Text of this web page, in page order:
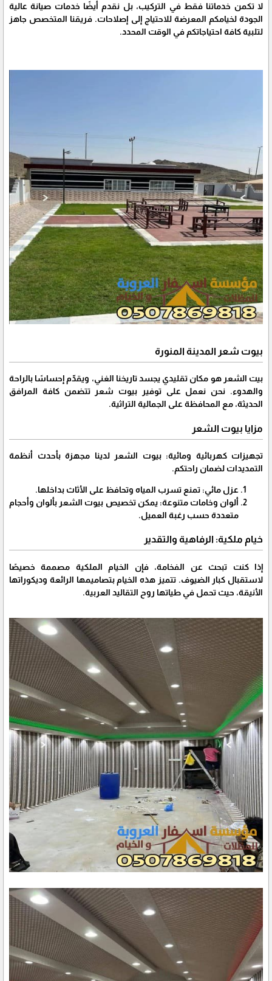
لا تكمن خدماتنا فقط في التركيب، بل نقدم أيضًا خدمات صيانة عالية
الجودة لخيامكم المعرضة للاحتياج إلى إصلاحات. فريقنا المتخصص جاهز
لتلبية كافة احتياجاتكم في الوقت المحدد.
بيوت شعر المدينة المنورة
بيت الشعر هو مكان تقليدي يجسد تاريخنا الغني، ويقدّم إحساسًا بالراحة
والهدوء. نحن نعمل على توفير بيوت شعر تتضمن كافة المرافق
الحديثة، مع المحافظة على الجمالية التراثية.
مزايا بيوت الشعر
تجهيزات كهربائية ومائية: بيوت الشعر لدينا مجهزة بأحدث أنظمة
التمديدات لضمان راحتكم.
عزل مائي: تمنع تسرب المياه وتحافظ على الأثاث بداخلها.
ألوان وخامات متنوعة: يمكن تخصيص بيوت الشعر بألوان وأحجام
متعددة حسب رغبة العميل.
خيام ملكية: الرفاهية والتقدير
إذا كنت تبحث عن الفخامة، فإن الخيام الملكية مصممة خصيصًا
لاستقبال كبار الضيوف. تتميز هذه الخيام بتصاميمها الرائعة وديكوراتها
الأنيقة، حيث تحمل في طياتها روح التقاليد العربية.